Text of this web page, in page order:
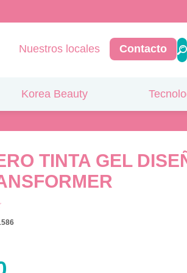
Nuestros locales Contacto
Korea Beauty
TINTA GEL